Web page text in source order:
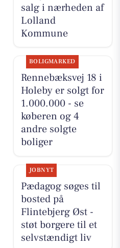
salg i nærheden af
Lolland
Kommune
BOLIGMARKED
Rennebæksvej 18 i
Holeby er solgt for
1.000.000 - se
køberen og 4
andre solgte
boliger
JOBNYT
Pædagog søges til
bosted på
Flintebjerg Øst -
støt borgere til et
selvstændigt liv